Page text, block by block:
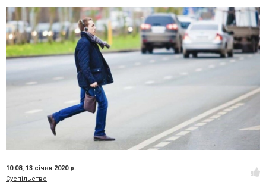
10:08, 13 січня 2020 р.
Суспільство